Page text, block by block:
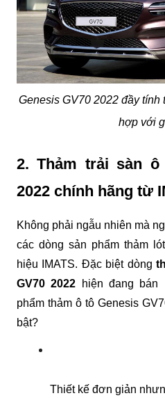
Genesis GV70 2022 đầy tính
hợp với
2. Thảm trải sàn ô
2022 chính hãng từ
Không phải ngẫu nhiên mà
các dòng sản phẩm thảm
hiệu IMATS. Đặc biệt dòng
GV70 2022 hiện đang bán
phẩm thảm ô tô Genesis
bật?
Thiết kế đơn giản